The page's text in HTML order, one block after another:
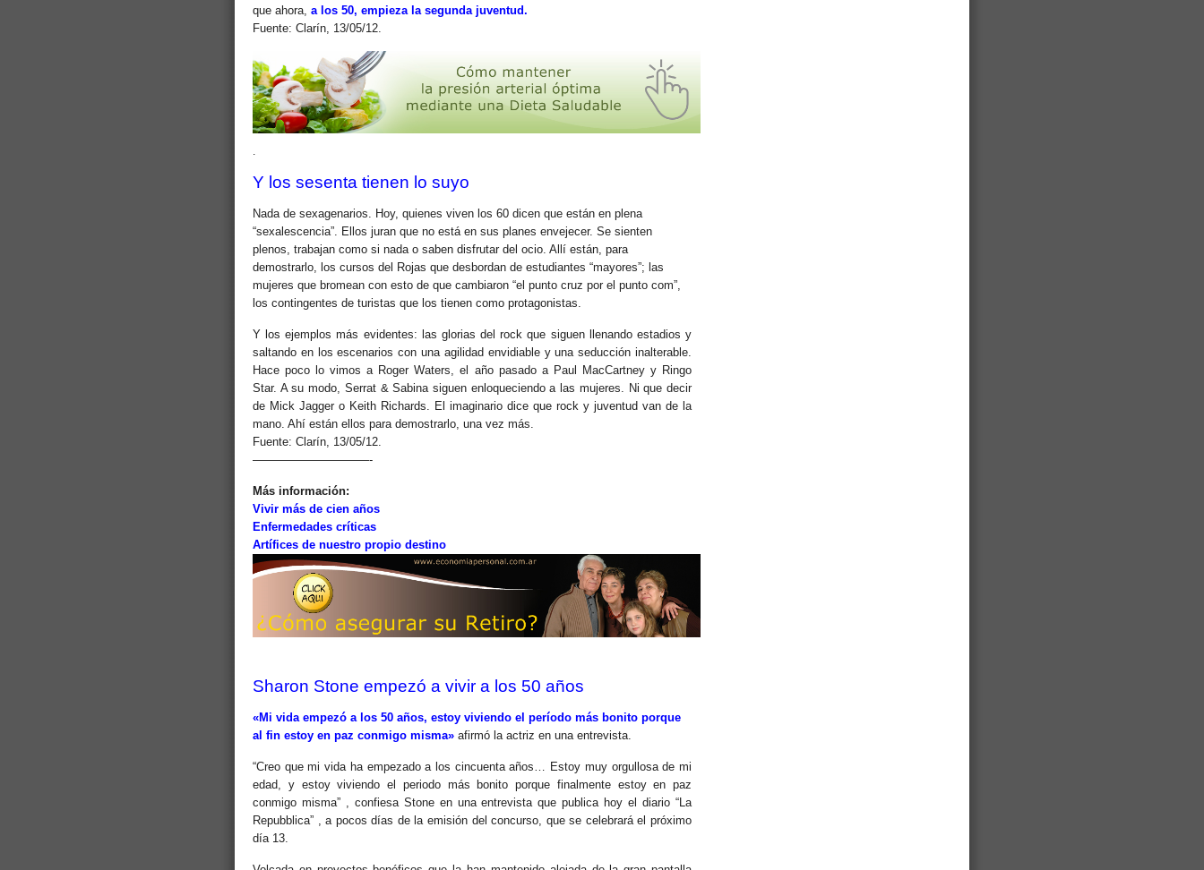
que ahora, a los 50, empieza la segunda juventud.
Fuente: Clarín, 13/05/12.
.
Y los sesenta tienen lo suyo
Nada de sexagenarios. Hoy, quienes viven los 60 dicen que están en plena
“sexalescencia”. Ellos juran que no está en sus planes envejecer. Se sienten
plenos, trabajan como si nada o saben disfrutar del ocio. Allí están, para
demostrarlo, los cursos del Rojas que desbordan de estudiantes “mayores”; las
mujeres que bromean con esto de que cambiaron “el punto cruz por el punto com”,
los contingentes de turistas que los tienen como protagonistas.
Y los ejemplos más evidentes: las glorias del rock que siguen llenando estadios y
saltando en los escenarios con una agilidad envidiable y una seducción inalterable.
Hace poco lo vimos a Roger Waters, el año pasado a Paul MacCartney y Ringo
Star. A su modo, Serrat & Sabina siguen enloqueciendo a las mujeres. Ni que decir
de Mick Jagger o Keith Richards. El imaginario dice que rock y juventud van de la
mano. Ahí están ellos para demostrarlo, una vez más.
Fuente: Clarín, 13/05/12.
——————————-
Más información:
Vivir más de cien años
Enfermedades críticas
Artífices de nuestro propio destino
Sharon Stone empezó a vivir a los 50 años
«Mi vida empezó a los 50 años, estoy viviendo el período más bonito porque
al fin estoy en paz conmigo misma» afirmó la actriz en una entrevista.
“Creo que mi vida ha empezado a los cincuenta años… Estoy muy orgullosa de mi
edad, y estoy viviendo el periodo más bonito porque finalmente estoy en paz
conmigo misma” , confiesa Stone en una entrevista que publica hoy el diario “La
Repubblica” , a pocos días de la emisión del concurso, que se celebrará el próximo
día 13.